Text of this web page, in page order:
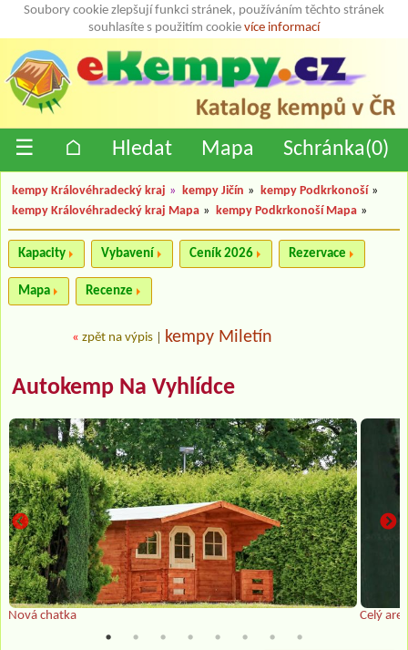
Soubory cookie zlepšují funkci stránek, používáním těchto stránek
souhlasíte s použitím cookie více informací
☰ ⌂ Hledat Mapa Schránka(0)
kempy Královéhradecký kraj » kempy Jičín » kempy Podkrkonoší »
kempy Královéhradecký kraj Mapa » kempy Podkrkonoší Mapa »
Kapacity Vybavení Ceník 2026 Rezervace
Mapa Recenze
« zpět na výpis kempy Miletín
Autokemp Na Vyhlídce
Nová chatka Celý